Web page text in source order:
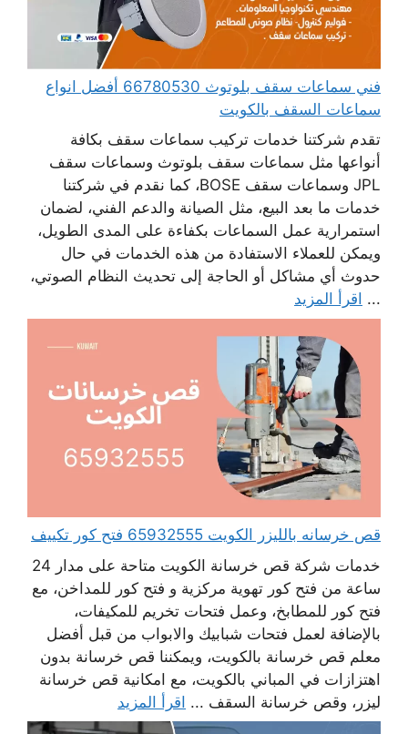
فني سماعات سقف بلوتوث 66780530 أفضل انواع
سماعات السقف بالكويت
تقدم شركتنا خدمات تركيب سماعات سقف بكافة
أنواعها مثل سماعات سقف بلوتوث وسماعات سقف
JPL وسماعات سقف BOSE، كما نقدم في شركتنا
خدمات ما بعد البيع، مثل الصيانة والدعم الفني، لضمان
استمرارية عمل السماعات بكفاءة على المدى الطويل،
ويمكن للعملاء الاستفادة من هذه الخدمات في حال
حدوث أي مشاكل أو الحاجة إلى تحديث النظام الصوتي،
... اقرأ المزيد
قص خرسانه بالليزر الكويت 65932555 فتح كور تكييف
خدمات شركة قص خرسانة الكويت متاحة على مدار 24
ساعة من فتح كور تهوية مركزية و فتح كور للمداخن، مع
فتح كور للمطابخ، وعمل فتحات تخريم للمكيفات،
بالإضافة لعمل فتحات شبابيك والابواب من قبل أفضل
معلم قص خرسانة بالكويت، ويمكننا قص خرسانة بدون
اهتزازات في المباني بالكويت، مع امكانية قص خرسانة
ليزر، وقص خرسانة السقف ... اقرأ المزيد